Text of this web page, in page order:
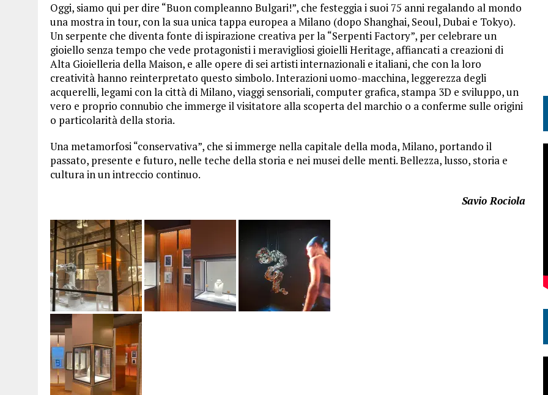
Oggi, siamo qui per dire “Buon compleanno Bulgari!”, che festeggia i suoi 75 anni regalando al mondo
una mostra in tour, con la sua unica tappa europea a Milano (dopo Shanghai, Seoul, Dubai e Tokyo).
Un serpente che diventa fonte di ispirazione creativa per la “Serpenti Factory”, per celebrare un
gioiello senza tempo che vede protagonisti i meravigliosi gioielli Heritage, affiancati a creazioni di
Alta Gioielleria della Maison, e alle opere di sei artisti internazionali e italiani, che con la loro
creatività hanno reinterpretato questo simbolo. Interazioni uomo-macchina, leggerezza degli
acquerelli, legami con la città di Milano, viaggi sensoriali, computer grafica, stampa 3D e sviluppo, un
vero e proprio connubio che immerge il visitatore alla scoperta del marchio o a conferme sulle origini
o particolarità della storia.
Una metamorfosi “conservativa”, che si immerge nella capitale della moda, Milano, portando il
passato, presente e futuro, nelle teche della storia e nei musei delle menti. Bellezza, lusso, storia e
cultura in un intreccio continuo.
Savio Rociola